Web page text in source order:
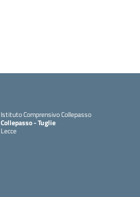
Istituto Comprensivo Collepasso
Collepasso - Tuglie
Lecce